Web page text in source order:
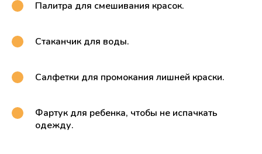
Палитра для смешивания красок.
Стаканчик для воды.
Салфетки для промокания лишней краски.
Фартук для ребенка, чтобы не испачкать
одежду.